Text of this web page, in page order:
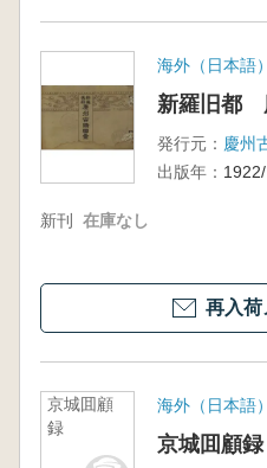
海外（日本語）
新羅旧都
発行元： 慶州
出版年： 1922/
新刊 在庫なし
再入荷
京城囬顧
録
海外（日本語）
京城囬顧録